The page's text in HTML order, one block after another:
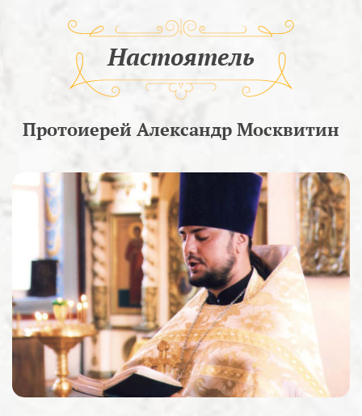
Настоятель
Протоиерей Александр Москвитин